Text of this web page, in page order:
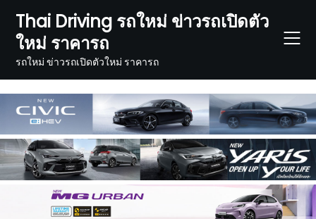
content
Thai Driving รถใหม่ ข่าวรถเปิดตัว
ใหม่ ราคารถ
รถใหม่ ข่าวรถเปิดตัวใหม่ ราคารถ